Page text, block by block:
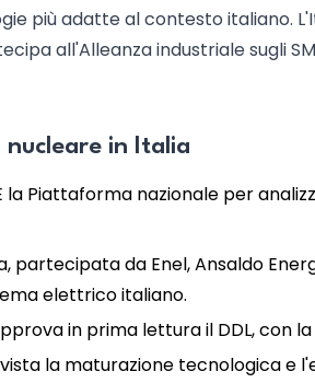
più adatte al contesto italiano.
all'Alleanza industriale sugli
nucleare in Italia
la Piattaforma nazionale per
partecipata da Enel, Ansaldo
elettrico italiano.
in prima lettura il DDL, con
la maturazione tecnologica e